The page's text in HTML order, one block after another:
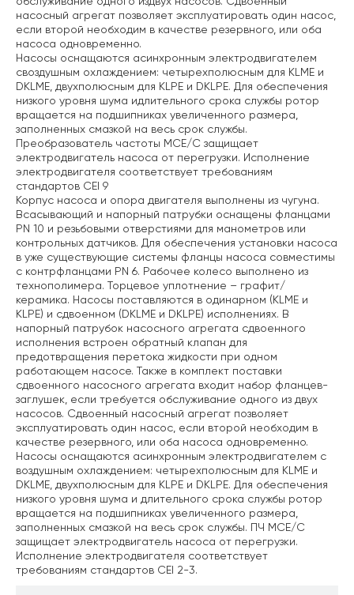
насосный агрегат позволяет эксплуатировать один насос,
если второй необходим в качестве резервного, или оба
насоса одновременно.
Насосы оснащаются асинхронным электродвигателем
своздушным охлаждением: четырехполюсным для KLME и
DKLME, двухполюсным для KLPE и DKLPE. Для обеспечения
низкого уровня шума идлительного срока службы ротор
вращается на подшипниках увеличенного размера,
заполненных смазкой на весь срок службы.
Преобразователь частоты MCE/C защищает
электродвигатель насоса от перегрузки. Исполнение
электродвигателя соответствует требованиям
стандартов CEI 9
Корпус насоса и опора двигателя выполнены из чугуна.
Всасывающий и напорный патрубки оснащены фланцами
PN 10 и резьбовыми отверстиями для манометров или
контрольных датчиков. Для обеспечения установки насоса
в уже существующие системы фланцы насоса совместимы
с контрфланцами PN 6. Рабочее колесо выполнено из
технополимера. Торцевое уплотнение – графит/
керамика. Насосы поставляются в одинарном (KLME и
KLPE) и сдвоенном (DKLME и DKLPE) исполнениях. В
напорный патрубок насосного агрегата сдвоенного
исполнения встроен обратный клапан для
предотвращения перетока жидкости при одном
работающем насосе. Также в комплект поставки
сдвоенного насосного агрегата входит набор фланцев-
заглушек, если требуется обслуживание одного из двух
насосов. Сдвоенный насосный агрегат позволяет
эксплуатировать один насос, если второй необходим в
качестве резервного, или оба насоса одновременно.
Насосы оснащаются асинхронным электродвигателем с
воздушным охлаждением: четырехполюсным для KLME и
DKLME, двухполюсным для KLPE и DKLPE. Для обеспечения
низкого уровня шума и длительного срока службы ротор
вращается на подшипниках увеличенного размера,
заполненных смазкой на весь срок службы. ПЧ MCE/C
защищает электродвигатель насоса от перегрузки.
Исполнение электродвигателя соответствует
требованиям стандартов CEI 2-3.